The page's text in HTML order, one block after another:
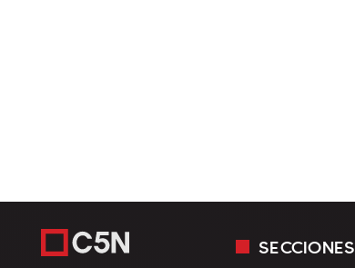
SECCIONES